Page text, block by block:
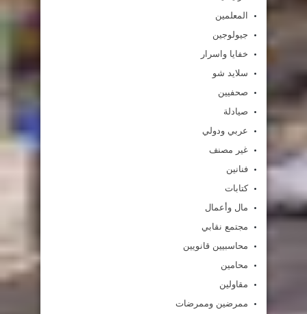
المعلمين
جيولوجين
خفايا واسرار
سلايد شو
صحفيين
صيادلة
عربي ودولي
غير مصنف
فنانين
كتابات
مال وأعمال
مجتمع نقابي
محاسبيين قانويين
محامين
مقاولين
ممرضين وممرضات